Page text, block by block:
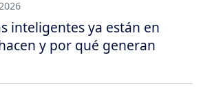
inteligentes ya están en
y por qué generan